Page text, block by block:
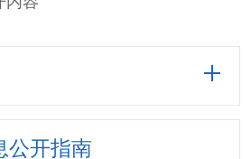
公开指南